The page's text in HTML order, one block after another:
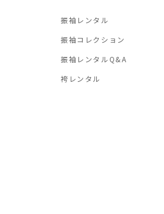
振袖レンタル
振袖コレクション
振袖レンタルQ&A
袴レンタル